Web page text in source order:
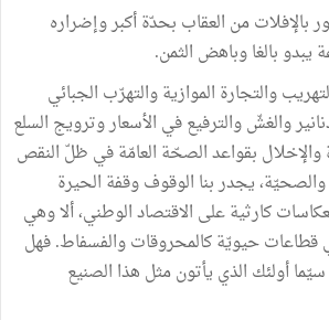
بالإفلات من العقاب بحدّة أكبر وإضراره
يبدو بالغا وباهض الثمن.
والتجارة الموازية والتهرّب الجبائي
والغشّ والترفيع في الأسعار وترويج السلع
والإخلال بقواعد الصحّة العامّة في ظلّ النقص
والصحيّة، يجدر بنا الوقوف وقفة الحيرة
كارثية على الاقتصاد الوطني، ألا وهي
قطاعات حيويّة كالمحروقات والفسفاط. فهل
أولئك الذي يأتون مثل هذا الصنيع